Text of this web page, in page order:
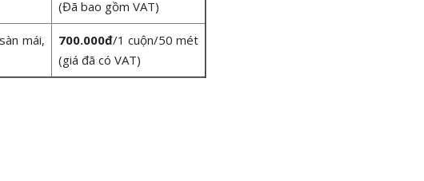
(Đã bao gồm VAT)
mái,
700.000đ/1 cuộn/50 mét
(giá đã có VAT)